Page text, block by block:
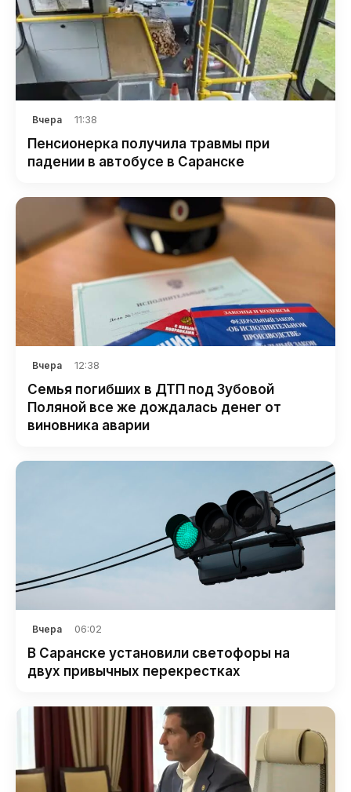
Вчера 11:38
Пенсионерка получила травмы при
падении в автобусе в Саранске
Вчера 12:38
Семья погибших в ДТП под Зубовой
Поляной все же дождалась денег от
виновника аварии
Вчера 06:02
В Саранске установили светофоры на
двух привычных перекрестках